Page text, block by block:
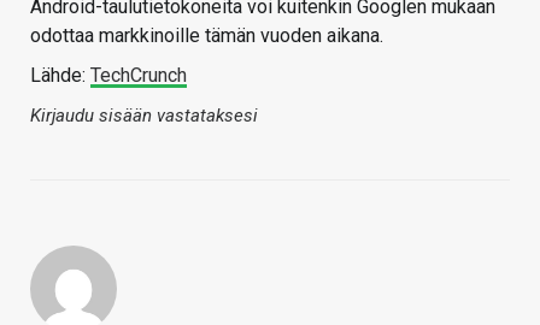
Android-taulutietokoneita voi kuitenkin Googlen mukaan
odottaa markkinoille tämän vuoden aikana.
Lähde: TechCrunch
Kirjaudu sisään vastataksesi